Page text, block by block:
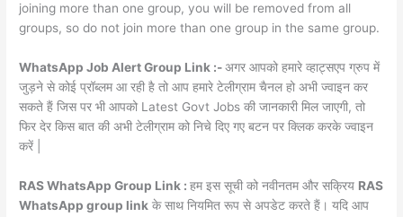
joining more than one group, you will be removed from all
groups, so do not join more than one group in the same group.
WhatsApp Job Alert Group Link :-अगर आपको हमारे व्हाट्सएप ग्रुप में
जुड़ने से कोई प्रॉब्लम आ रही है तो आप हमारे टेलीग्राम चैनल हो अभी ज्वाइन कर
सकते हैं जिस पर भी आपको Latest Govt Jobs की जानकारी मिल जाएगी, तो
फिर देर किस बात की अभी टेलीग्राम को निचे दिए गए बटन पर क्लिक करके ज्वाइन
करें |
RAS WhatsApp Group Link :हम इस सूची को नवीनतम और सक्रिय RAS
WhatsApp group link के साथ नियमित रूप से अपडेट करते हैं। यदि आप